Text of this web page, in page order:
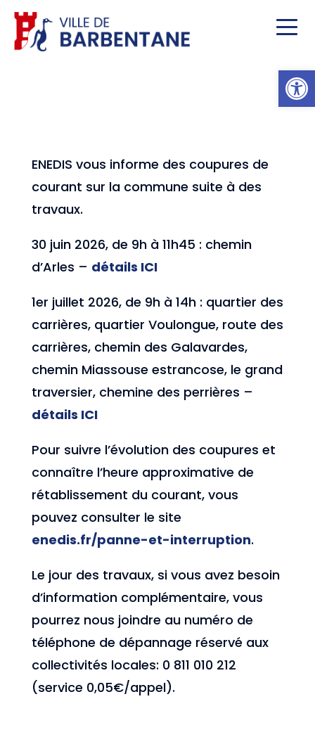
ENEDIS vous informe des coupures de
courant sur la commune suite à des
travaux.
30 juin 2026, de 9h à 11h45 : chemin
d’Arles – détails ICI
1er juillet 2026, de 9h à 14h : quartier des
carrières, quartier Voulongue, route des
carrières, chemin des Galavardes,
chemin Miassouse estrancose, le grand
traversier, chemine des perrières –
détails ICI
Pour suivre l’évolution des coupures et
connaître l’heure approximative de
rétablissement du courant, vous
pouvez consulter le site
enedis.fr/panne-et-interruption.
Le jour des travaux, si vous avez besoin
d’information complémentaire, vous
pourrez nous joindre au numéro de
téléphone de dépannage réservé aux
collectivités locales: 0 811 010 212
(service 0,05€/appel).